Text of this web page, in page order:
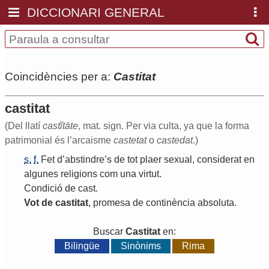
DICCIONARI GENERAL
Coincidències per a: Castitat
castitat
(Del llatí castĭtāte, mat. sign. Per via culta, ya que la forma
patrimonial és l’arcaisme castetato castedat.)
s. f. Fet d’abstindre’s de tot plaer sexual , considerat en
algunes religions com una virtut.
Condició de cast.
Vot de castitat, promesa de continència absoluta.
Buscar Castitat en:
Bilingüe
Sinònims Rima